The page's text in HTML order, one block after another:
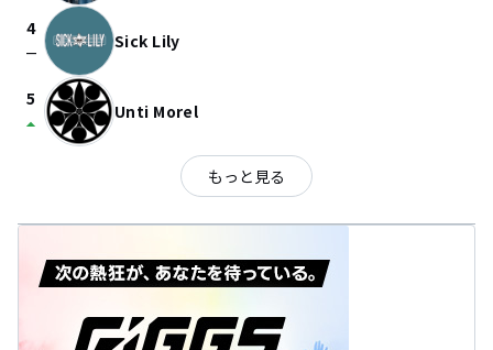
4
check_indeterminate_small Sick Lily
5
arrow_drop_up Unti Morel
もっと見る